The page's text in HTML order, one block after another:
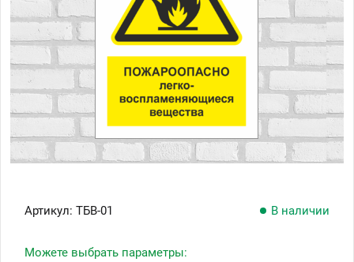
Артикул: ТБВ-01 В наличии
Можете выбрать параметры: